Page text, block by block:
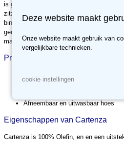
is gevuld met elastische
zitzak zich naar uw lichaam vormt. Deze
binnenvoering. Hierdoor kan de
gemaakt met een natte doek of worden
maximaal 30 graden Celsius.
Product specificaties
Voorzien van een sterke
Voorzien van een aparte
Afneembaar en uitwasbaar hoes
Eigenschappen van Cartenza
Cartenza is 100% Olefin, en en een
Deze website maakt
Onze website maakt gebruik van
vergelijkbare technieken.
cookie instellingen